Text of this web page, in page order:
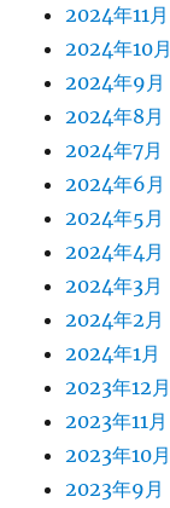
2024年11月
2024年10月
2024年9月
2024年8月
2024年7月
2024年6月
2024年5月
2024年4月
2024年3月
2024年2月
2024年1月
2023年12月
2023年11月
2023年10月
2023年9月